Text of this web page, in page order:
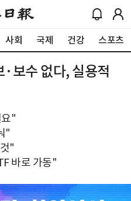
사회 국제 건강 스포츠
보수 없다, 실용적
"
"
"
바로 가동"